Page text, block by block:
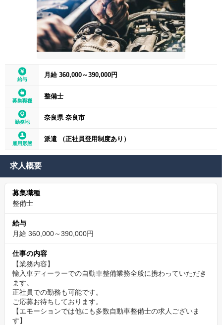
給与
月給 360,000～390,000円
募集職種
整備士
勤務地
奈良県 奈良市
雇用形態
派遣 （正社員登用制度あり）
求人概要
募集職種
整備士
給与
月給 360,000～390,000円
仕事の内容
【業務内容】
輸入車ディーラーでの自動車整備業務全般に携わっていただき
ます。
正社員での勤務も可能です。
ご応募お待ちしております。
【エモーションでは他にも多数自動車整備士の求人ございま
す】